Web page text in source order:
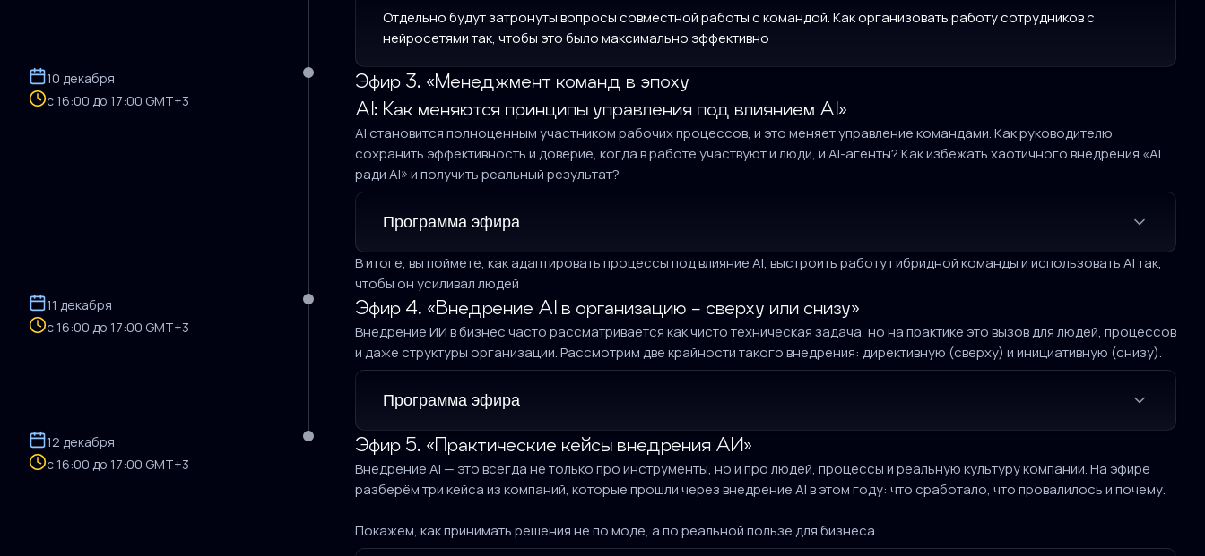
Отдельно будут затронуты вопросы совместной работы с командой. Как организовать работу сотрудников с
нейросетями так, чтобы это было максимально эффективно
10 декабря
с 16:00 до 17:00 GMT+3
Эфир 3. «Менеджмент команд в эпоху
AI: Как меняются принципы управления под влиянием AI»
AI становится полноценным участником рабочих процессов, и это меняет управление командами. Как руководителю
сохранить эффективность и доверие, когда в работе участвуют и люди, и AI-агенты? Как избежать хаотичного внедрения «AI
ради AI» и получить реальный результат?
Программа эфира
В итоге, вы поймете, как адаптировать процессы под влияние AI, выстроить работу гибридной команды и использовать AI так,
чтобы он усиливал людей
11 декабря
с 16:00 до 17:00 GMT+3
Эфир 4. «Внедрение AI в организацию - сверху или снизу»
Внедрение ИИ в бизнес часто рассматривается как чисто техническая задача, но на практике это вызов для людей, процессов
и даже структуры организации. Рассмотрим две крайности такого внедрения: директивную (сверху) и инициативную (снизу).
Программа эфира
12 декабря
с 16:00 до 17:00 GMT+3
Эфир 5. «Практические кейсы внедрения АИ»
Внедрение AI — это всегда не только про инструменты, но и про людей, процессы и реальную культуру компании. На эфире
разберём три кейса из компаний, которые прошли через внедрение AI в этом году: что сработало, что провалилось и почему.
Покажем, как принимать решения не по моде, а по реальной пользе для бизнеса.